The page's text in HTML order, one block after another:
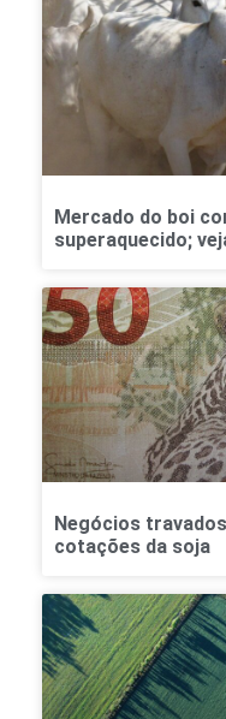
Mercado do boi
superaquecido;
Negócios
cotações da soja